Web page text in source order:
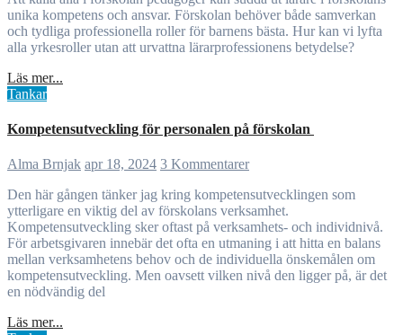
unika kompetens och ansvar. Förskolan behöver både samverkan
och tydliga professionella roller för barnens bästa. Hur kan vi lyfta
alla yrkesroller utan att urvattna lärarprofessionens betydelse?
Läs mer...
Tankar
Kompetensutveckling för personalen på förskolan
Alma Brnjak apr 18, 2024 3 Kommentarer
Den här gången tänker jag kring kompetensutvecklingen som
ytterligare en viktig del av förskolans verksamhet.
Kompetensutveckling sker oftast på verksamhets- och individnivå.
För arbetsgivaren innebär det ofta en utmaning i att hitta en balans
mellan verksamhetens behov och de individuella önskemålen om
kompetensutveckling. Men oavsett vilken nivå den ligger på, är det
en nödvändig del
Läs mer...